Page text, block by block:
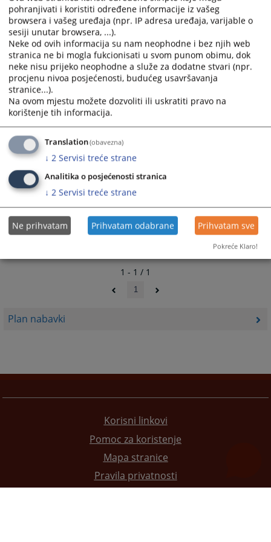
Plan nabavki
calendar
and
select
a
date.
Press
the
question
mark
key
to
get
the
keyboard
shortcuts
for
changing
dates.
calendar
and
select
a
date.
Press
question
mark
key
to
get
keyboard
shortcuts
for
changing
dates.
1 - 1 / 1
1
Korisni linkovi
Pomoc za koristenje
Mapa stranice
Pravila privatnosti
pohranjivati i koristiti određene informacije iz vašeg
browsera i vašeg uređaja (npr. IP adresa uređaja, varijable o
sesiji unutar browsera, ...).
Neke od ovih informacija su nam neophodne i bez njih web
stranica ne bi mogla fukcionisati u svom punom obimu, dok
neke nisu prijeko neophodne a služe za dodatne stvari (npr.
procjenu nivoa posjećenosti, budućeg usavršavanja
stranice...).
Na ovom mjestu možete dozvoliti ili uskratiti pravo na
korištenje tih informacija.
Translation(obavezna)
↓ 2 Servisi treće strane
Analitika o posjećenosti stranica
↓ 2 Servisi treće strane
Ne prihvatam Prihvatam odabrane Prihvatam sve
Pokreće Klaro!